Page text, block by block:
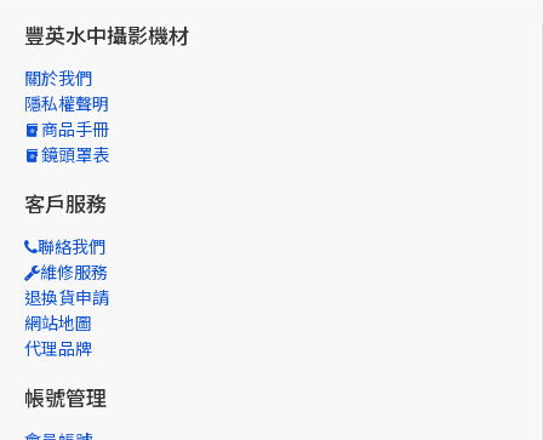
豐英水中攝影機材
關於我們
隱私權聲明
商品手冊
鏡頭罩表
客戶服務
聯絡我們
維修服務
退換貨申請
網站地圖
代理品牌
帳號管理